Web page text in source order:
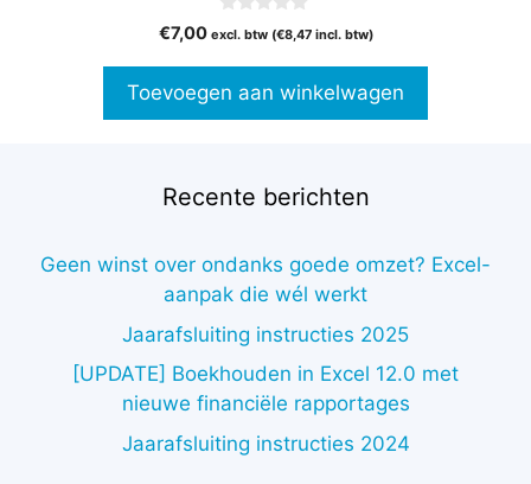
v
5
€7,00 excl. btw (€8,47incl. btw)
Toevoegen aan winkelwagen
Recente berichten
Geen winst over ondanks goede omzet? Excel-
aanpak die wél werkt
Jaarafsluiting instructies 2025
[UPDATE] Boekhouden in Excel 12.0 met
nieuwe financiële rapportages
Jaarafsluiting instructies 2024